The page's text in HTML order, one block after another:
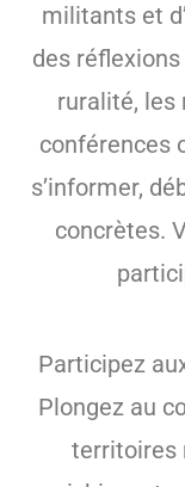
militants et
des
ruralité, les
conférences
s’informer,
concrètes.
Participez
Plongez au
territoires